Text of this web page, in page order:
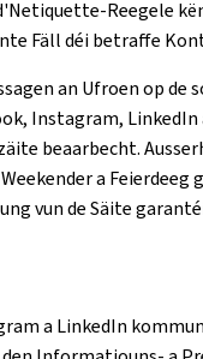
Reegele
Fäll déi betraffe
an Ufroen op de
Instagram, LinkedIn
beaarbecht.
a Feierdeeg
vun de Säite
a LinkedIn